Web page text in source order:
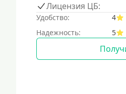
Лицензия ЦБ:
Удобство: 4
Надежность:
5